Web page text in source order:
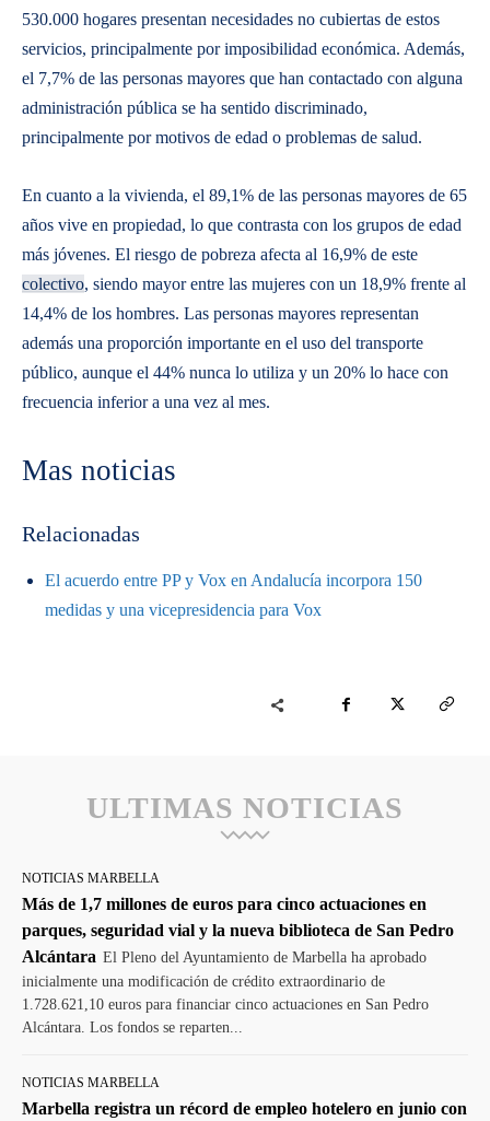
530.000 hogares presentan necesidades no cubiertas de estos
servicios, principalmente por imposibilidad económica. Además,
el 7,7% de las personas mayores que han contactado con alguna
administración pública se ha sentido discriminado,
principalmente por motivos de edad o problemas de salud.
En cuanto a la vivienda, el 89,1% de las personas mayores de 65
años vive en propiedad, lo que contrasta con los grupos de edad
más jóvenes. El riesgo de pobreza afecta al 16,9% de este
colectivo, siendo mayor entre las mujeres con un 18,9% frente al
14,4% de los hombres. Las personas mayores representan
además una proporción importante en el uso del transporte
público, aunque el 44% nunca lo utiliza y un 20% lo hace con
frecuencia inferior a una vez al mes.
Mas noticias
Relacionadas
El acuerdo entre PP y Vox en Andalucía incorpora 150
medidas y una vicepresidencia para Vox
ULTIMAS NOTICIAS
NOTICIAS MARBELLA
Más de 1,7 millones de euros para cinco actuaciones en
parques, seguridad vial y la nueva biblioteca de San Pedro
Alcántara El Pleno del Ayuntamiento de Marbella ha aprobado
inicialmente una modificación de crédito extraordinario de
1.728.621,10 euros para financiar cinco actuaciones en San Pedro
Alcántara. Los fondos se reparten...
NOTICIAS MARBELLA
Marbella registra un récord de empleo hotelero en junio con